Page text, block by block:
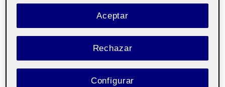
Rechazar
Aceptar
Configurar